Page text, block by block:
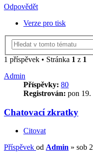
Odpovědět
Verze pro tisk
1 příspěvek • Stránka 1 z 1
Admin
Příspěvky: 80
Registrován: pon 19.
Chatovací zkratky
Citovat
Příspěvek od Admin » sob